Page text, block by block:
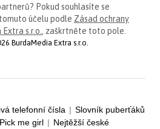
Pokud souhlasíte se
účelu podle Zásad ochrany
s.r.o. , zaškrtněte toto pole.
BurdaMedia Extra s.r.o.
telefonní čísla | Slovník puberťáků
Pick me girl | Nejtěžší české